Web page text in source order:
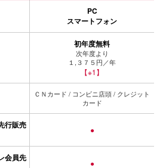
PC
スマートフォン
初年度無料
次年度より
１,３７５円／年
【※1】
ＣＮカード / コンビニ店頭 / クレジット
カード
行販売 ●
会員先
●